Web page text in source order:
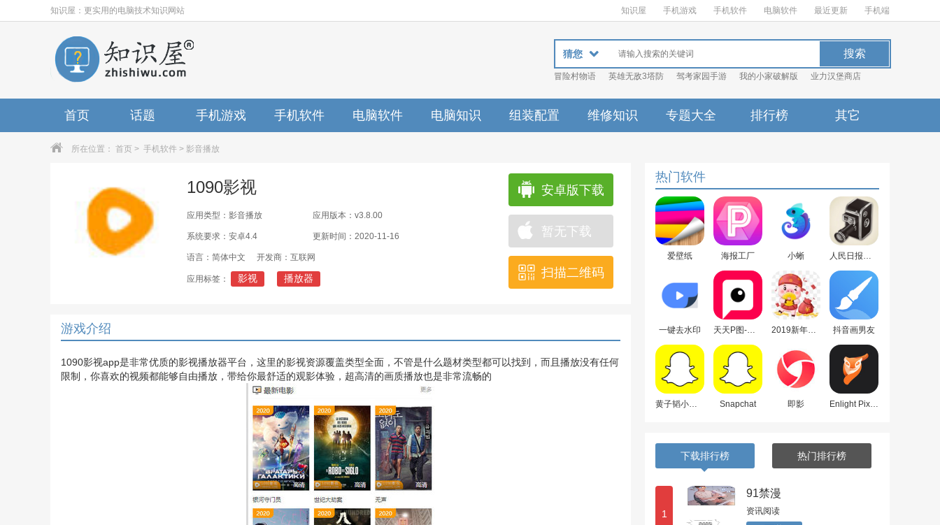
知识屋：更实用的电脑技术知识网站 知识屋 手机游戏 手机软件 电脑软件 最近更新 手机端
猜您
冒险村物语 英雄无敌3塔防 驾考家园手游 我的小家破解版 业力汉堡商店
首页 话题 手机游戏 手机软件 电脑软件 电脑知识 组装配置 维修知识 专题大全 排行榜 其它
所在位置： 首页 > 手机软件 > 影音播放
1090影视
应用类型：影音播放 应用版本：v3.8.00
系统要求：安卓4.4 更新时间：2020-11-16
语言：简体中文 开发商：互联网
应用标签： 影视 播放器
安卓版下载
暂无下载
扫描二维码
游戏介绍
1090影视app是非常优质的影视播放器平台，这里的影视资源覆盖类型全面，不管是什么题材类型都可以找到，而且播放没有任何
限制，你喜欢的视频都能够自由播放，带给你最舒适的观影体验，超高清的画质播放也是非常流畅的
热门软件
爱壁纸 海报工厂 小蜥 人民日报时光照相馆
一键去水印 天天P图-百变圣诞帽 2019新年猪猪壁纸 抖音画男友
黄子韬小精灵 Snapchat 即影 Enlight Pixaloop
下载排行榜 热门排行榜
1
91禁漫
资讯阅读